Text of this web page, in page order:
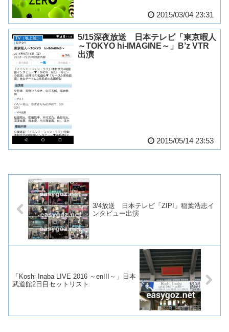
2015/03/04 23:31
TV（地上波）
5/15深夜放送 日本テレビ「東京暇人
～TOKYO hi-IMAGINE～」B’z VTR
出演
2015/05/14 23:53
3/4放送 日本テレビ「ZIP!」稲葉浩志イ
ンタビュー出演
「Koshi Inaba LIVE 2016 ～enIII～」日本
武道館2日目セットリスト